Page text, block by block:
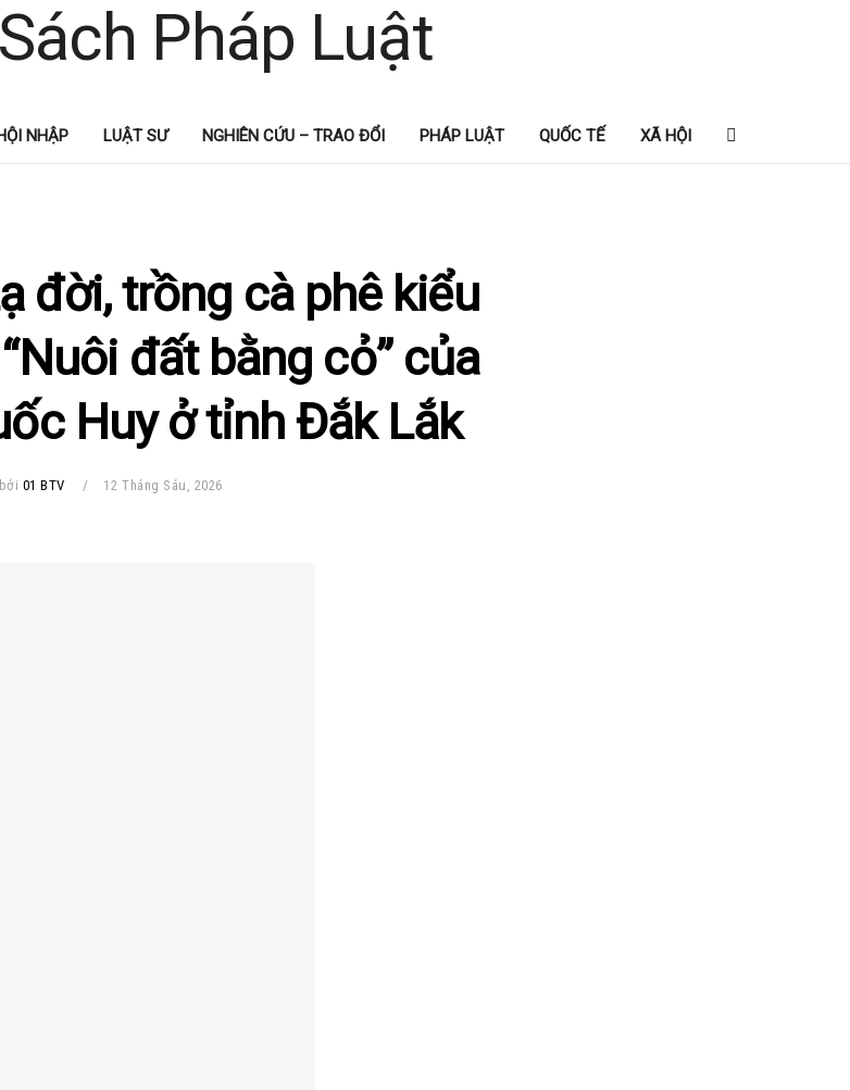
NHẬP LUẬT SƯ NGHIÊN CỨU – TRAO ĐỔI PHÁP LUẬT QUỐC TẾ XÃ HỘI
đời, trồng cà phê kiểu
đất bằng cỏ” của
Huy ở tỉnh Đắk Lắk
bởi 01 BTV 12 Tháng Sáu, 2026